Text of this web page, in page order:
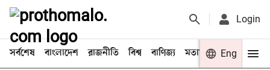
Login
সর্বশেষ বাংলাদেশ রাজনীতি বিশ্ব বাণিজ্য মতামত খেলা
Eng